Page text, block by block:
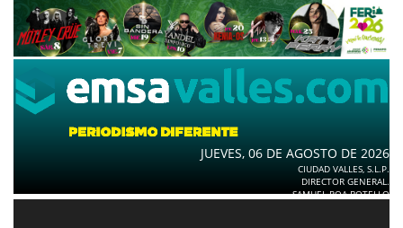
JUEVES, 06 DE AGOSTO DE 2026
CIUDAD VALLES, S.L.P.
DIRECTOR GENERAL.
SAMUEL ROA BOTELLO